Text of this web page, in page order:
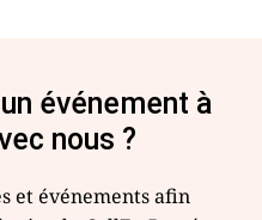
événement à
nous ?
et événements afin